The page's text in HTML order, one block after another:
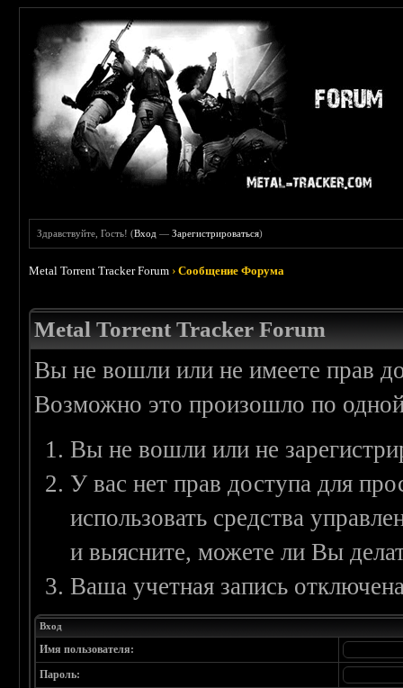
Здравствуйте, Гость! (Вход —Зарегистрироваться)
Metal Torrent Tracker Forum ›Сообщение Форума
Metal Torrent Tracker Forum
Вы не вошли или не имеете прав
Возможно это произошло по
Вы не вошли или не
У вас нет прав доступа для
использовать средства
и выясните, можете ли Вы
Ваша учетная запись
Вход
Имя пользователя:
Пароль: